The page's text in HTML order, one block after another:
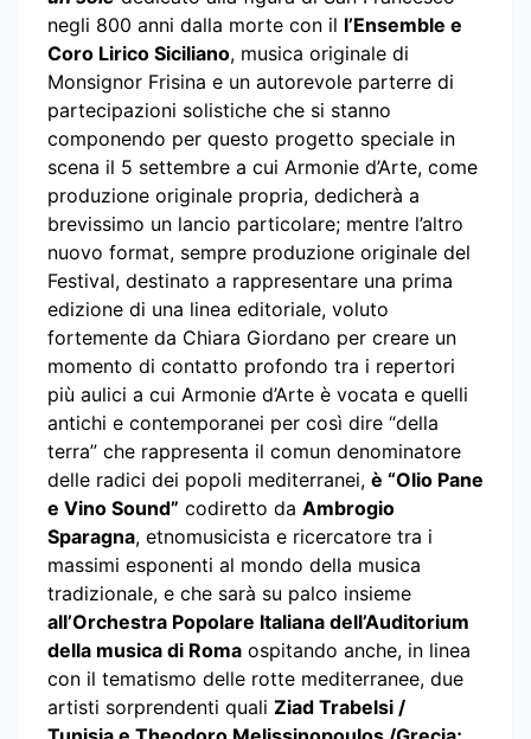
negli 800 anni dalla morte con il l’Ensemble e
Coro Lirico Siciliano, musica originale di
Monsignor Frisina e un autorevole parterre di
partecipazioni solistiche che si stanno
componendo per questo progetto speciale in
scena il 5 settembre a cui Armonie d’Arte, come
produzione originale propria, dedicherà a
brevissimo un lancio particolare; mentre l’altro
nuovo format, sempre produzione originale del
Festival, destinato a rappresentare una prima
edizione di una linea editoriale, voluto
fortemente da Chiara Giordano per creare un
momento di contatto profondo tra i repertori
più aulici a cui Armonie d’Arte è vocata e quelli
antichi e contemporanei per così dire “della
terra” che rappresenta il comun denominatore
delle radici dei popoli mediterranei, è “Olio Pane
e Vino Sound” codiretto da Ambrogio
Sparagna, etnomusicista e ricercatore tra i
massimi esponenti al mondo della musica
tradizionale, e che sarà su palco insieme
all’Orchestra Popolare Italiana dell’Auditorium
della musica di Roma ospitando anche, in linea
con il tematismo delle rotte mediterranee, due
artisti sorprendenti quali Ziad Trabelsi /